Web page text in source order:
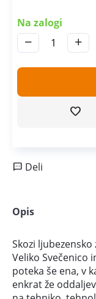
Na zalogi
+
−
Deli
Opis
Skozi
Veliko Svečenico
poteka še ena, v
enkrat že